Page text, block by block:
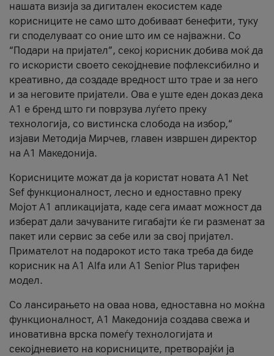
нашата визија за дигитален екосистем каде
корисниците не само што добиваат бенефити, туку
ги споделуваат со оние што им се најважни. Со
“Подари на пријател”, секој корисник добива моќ да
го искористи своето секојдневие пофлексибилно и
креативно, да создаде вредност што трае и за него
и за неговите пријатели. Ова е уште еден доказ дека
А1 е бренд што ги поврзува луѓето преку
технологија, со вистинска слобода на избор,“
изјави Методија Мирчев, главен извршен директор
на А1 Македонија.
Корисниците можат да ја користат новата А1 Net
Sef функционалност, лесно и едноставно преку
Мојот А1 апликацијата, каде сега имаат можност да
изберат дали зачуваните гигабајти ќе ги разменат за
пакет или сервис за себе или за свој пријател.
Примателот на подарокот исто така треба да биде
корисник на А1 Alfa или A1 Senior Plus тарифен
модел.
Со лансирањето на оваа нова, едноставна но моќна
функционалност, А1 Македонија создава свежа и
иновативна врска помеѓу технологијата и
секојдневието на корисниците, претворајќи ја